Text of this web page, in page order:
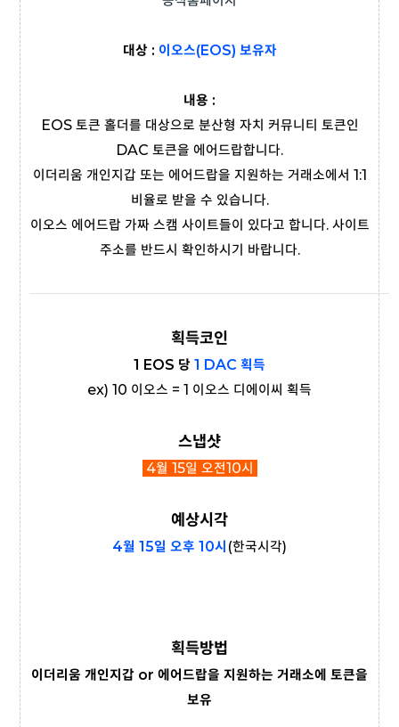
대상 : 이오스(EOS) 보유자
내용 :
EOS 토큰 홀더를 대상으로 분산형 자치 커뮤니티 토큰인
DAC 토큰을 에어드랍합니다.
이더리움 개인지갑 또는 에어드랍을 지원하는 거래소에서 1:1
비율로 받을 수 있습니다.
이오스 에어드랍 가짜 스캠 사이트들이 있다고 합니다. 사이트
주소를 반드시 확인하시기 바랍니다.
획득코인
1 EOS 당 1 DAC 획득
ex) 10 이오스 = 1 이오스 디에이씨 획득
스냅샷
4월 15일 오전10시
예상시각
4월 15일 오후 10시 (한국시각)
획득방법
이더리움 개인지갑 or 에어드랍을 지원하는 거래소에 토큰을
보유